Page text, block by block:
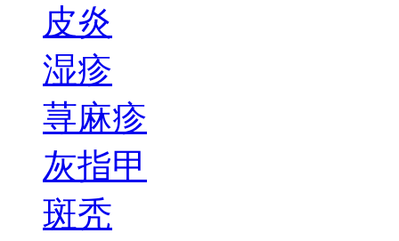
皮炎
湿疹
荨麻疹
灰指甲
斑秃